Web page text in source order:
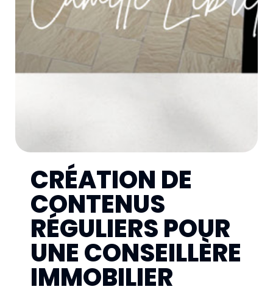
CRÉATION DE
CONTENUS
RÉGULIERS POUR
UNE CONSEILLÈRE
IMMOBILIER